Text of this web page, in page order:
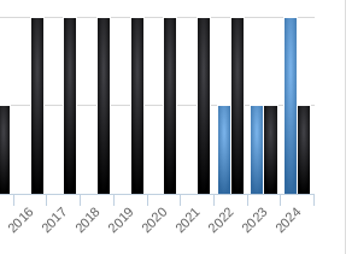
2016 2017 2018 2019 2020 2021 2022 2023 2024